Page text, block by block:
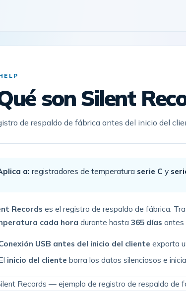
son Silent
de respaldo de fábrica antes del inicio del
a: registradores de temperatura serie C y
Records es el registro de respaldo de fábrica.
cada hora durante hasta 365 días antes
USB antes del inicio del cliente exporta
inicio del cliente borra los datos silenciosos e